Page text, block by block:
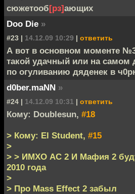
сюжетооб[рз]ающих
Doo Die »
#23 | 14.12.09 10:29 | ответить
А вот в основном моменте
такой удачный или на самом
по огуливанию дяденек в
d0ber.maNN »
#24 | 14.12.09 10:31 | ответить
Кому: Doublesun, #18
> Кому: El Student, #15
>
> > ИМХО АС 2 И Мафия 2
2010 года
>
> Про Mass Effect 2 забыл